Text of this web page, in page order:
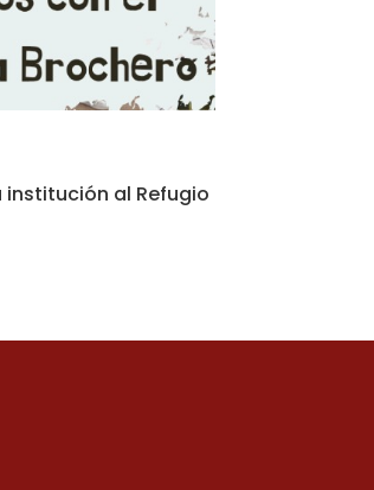
al Refugio